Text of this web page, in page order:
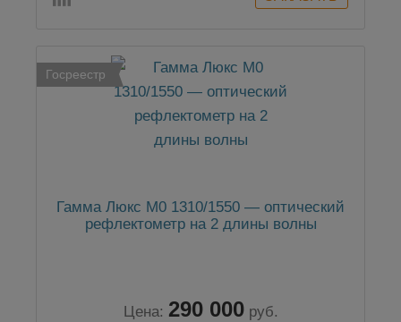
Госреестр
Гамма Люкс M0 1310/1550 — оптический
рефлектометр на 2 длины волны
Цена: 290 000 руб.